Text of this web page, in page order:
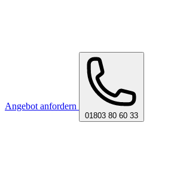
Angebot anfordern
01803 80 60 33